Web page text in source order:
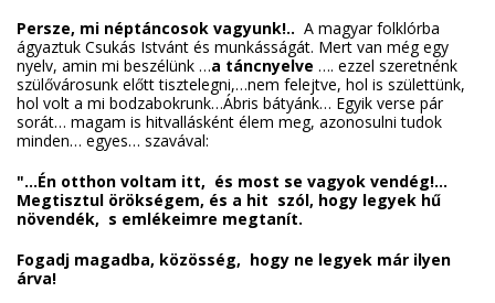
Persze, mi néptáncosok vagyunk!.. A magyar folklórba
ágyaztuk Csukás Istvánt és munkásságát. Mert van még egy
nyelv, amin mi beszélünk …a táncnyelve …. ezzel szeretnénk
szülővárosunk előtt tisztelegni,…nem felejtve, hol is születtünk,
hol volt a mi bodzabokrunk…Ábris bátyánk… Egyik verse pár
sorát… magam is hitvallásként élem meg, azonosulni tudok
minden… egyes… szavával:
"...Én otthon voltam itt, és most se vagyok vendég!...
Megtisztul örökségem, és a hit szól, hogy legyek hű
növendék, s emlékeimre megtanít.
Fogadj magadba, közösség, hogy ne legyek már ilyen
árva!